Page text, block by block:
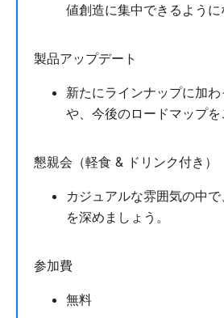
値創造に集中できるように
製品アップデート
新たにラインナップに加
や、今後のロードマップを
懇親会（軽食 & ドリンク付き）
カジュアルな雰囲気の中
を深めましょう。
参加費
無料